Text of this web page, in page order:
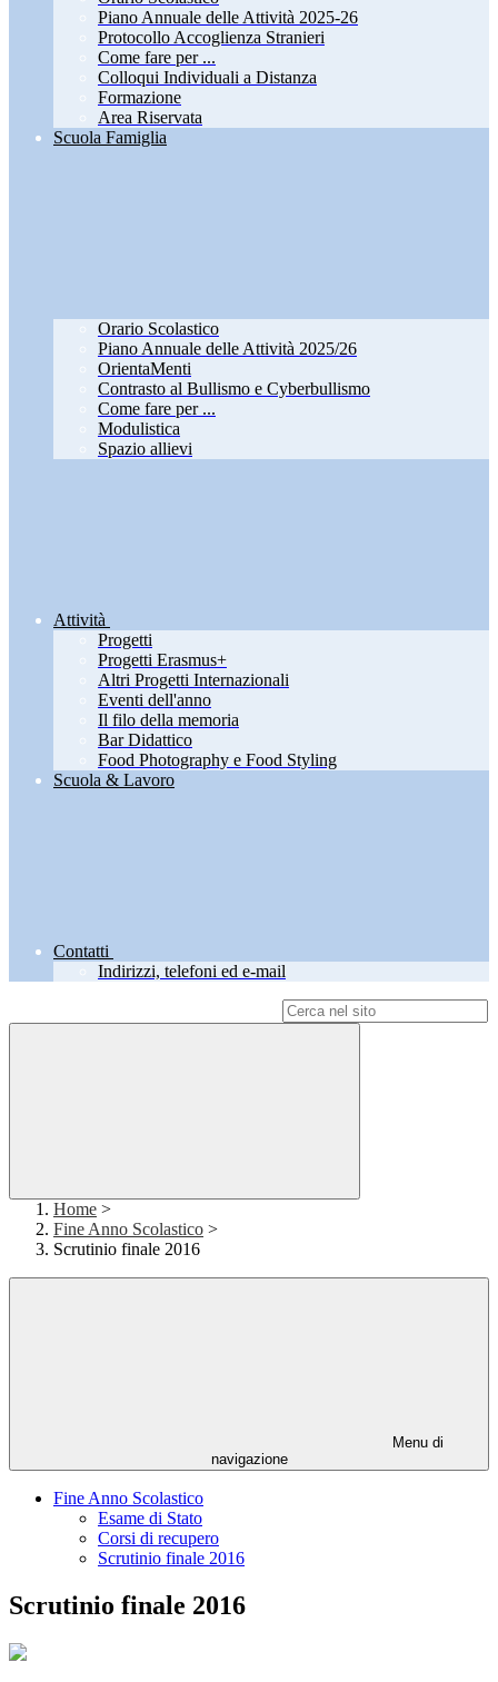
Piano Annuale delle Attività 2025-26
Protocollo Accoglienza Stranieri
Come fare per ...
Colloqui Individuali a Distanza
Formazione
Area Riservata
Scuola Famiglia
Orario Scolastico
Piano Annuale delle Attività 2025/26
OrientaMenti
Contrasto al Bullismo e Cyberbullismo
Come fare per ...
Modulistica
Spazio allievi
Attività
Progetti
Progetti Erasmus+
Altri Progetti Internazionali
Eventi dell'anno
Il filo della memoria
Bar Didattico
Food Photography e Food Styling
Scuola & Lavoro
Contatti
Indirizzi, telefoni ed e-mail
Home >
Fine Anno Scolastico >
Scrutinio finale 2016
Menu di
navigazione
Fine Anno Scolastico
Esame di Stato
Corsi di recupero
Scrutinio finale 2016
Scrutinio finale 2016